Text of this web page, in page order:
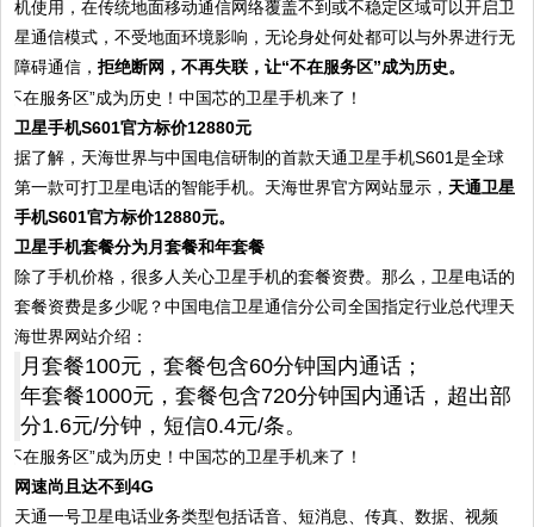
机使用，在传统地面移动通信网络覆盖不到或不稳定区域可以开启卫
星通信模式，不受地面环境影响，无论身处何处都可以与外界进行无
障碍通信，拒绝断网，不再失联，让“不在服务区”成为历史。
卫星手机S601官方标价12880元
据了解，天海世界与中国电信研制的首款天通卫星手机S601是全球
第一款可打卫星电话的智能手机。天海世界官方网站显示， 天通卫星
手机S601官方标价12880元。
卫星手机套餐分为月套餐和年套餐
除了手机价格，很多人关心卫星手机的套餐资费。那么，卫星电话的
套餐资费是多少呢？中国电信卫星通信分公司全国指定行业总代理天
海世界网站介绍：
月套餐100元，套餐包含60分钟国内通话；
年套餐1000元，套餐包含720分钟国内通话，超出部
分1.6元/分钟，短信0.4元/条。
网速尚且达不到4G
天通一号卫星电话业务类型包括话音、短消息、传真、数据、视频